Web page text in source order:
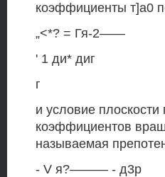
коэффициенты т]а0
„<*? = Гя-2——
' 1 ди* диг
г
и условие
коэффициентов
называемая
- V я?——— - д3р